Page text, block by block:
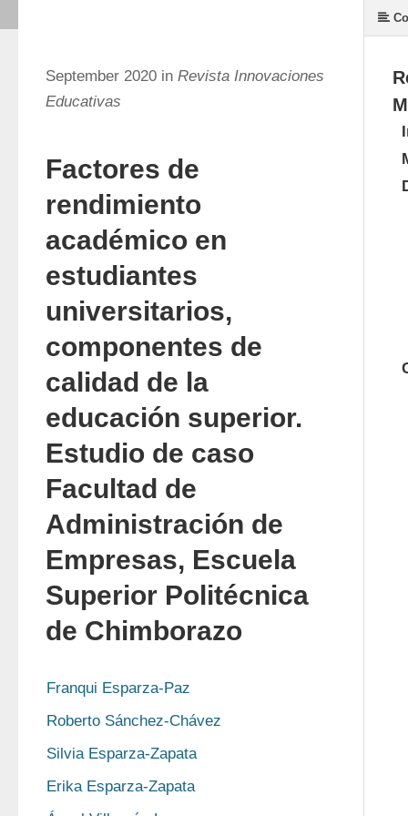
September 2020 in Revista Innovaciones
Educativas
Factores de
rendimiento
académico en
estudiantes
universitarios,
componentes de
calidad de la
educación superior.
Estudio de caso
Facultad de
Administración de
Empresas, Escuela
Superior Politécnica
de Chimborazo
Franqui Esparza-Paz
Roberto Sánchez-Chávez
Silvia Esparza-Zapata
Erika Esparza-Zapata